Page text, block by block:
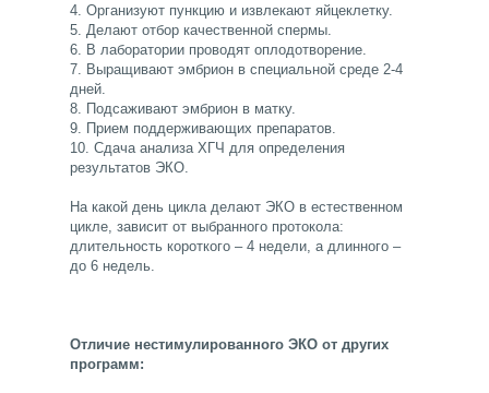
4. Организуют пункцию и извлекают яйцеклетку.
5. Делают отбор качественной спермы.
6. В лаборатории проводят оплодотворение.
7. Выращивают эмбрион в специальной среде 2-4
дней.
8. Подсаживают эмбрион в матку.
9. Прием поддерживающих препаратов.
10. Сдача анализа ХГЧ для определения
результатов ЭКО.
На какой день цикла делают ЭКО в естественном
цикле, зависит от выбранного протокола:
длительность короткого – 4 недели, а длинного –
до 6 недель.
Отличие нестимулированного ЭКО от других
программ: